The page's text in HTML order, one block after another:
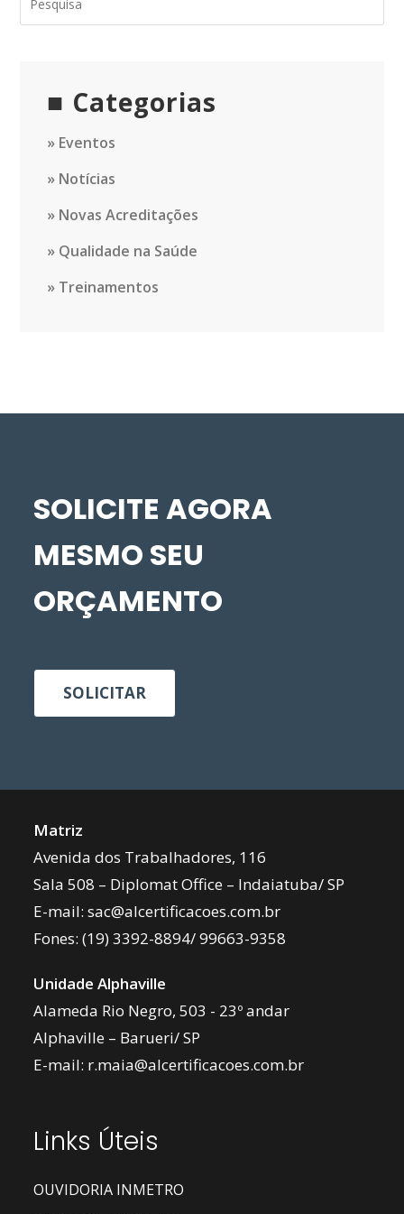
Categorias
Eventos
Notícias
Novas Acreditações
Qualidade na Saúde
Treinamentos
SOLICITE AGORA
MESMO SEU
ORÇAMENTO
SOLICITAR
Matriz
Avenida dos Trabalhadores, 116
Sala 508 – Diplomat Office – Indaiatuba/ SP
E-mail:sac@alcertificacoes.com.br
Fones:(19) 3392-8894/99663-9358
Unidade Alphaville
Alameda Rio Negro, 503 - 23º andar
Alphaville – Barueri/ SP
E-mail: r.maia@alcertificacoes.com.br
Links Úteis
OUVIDORIA INMETRO